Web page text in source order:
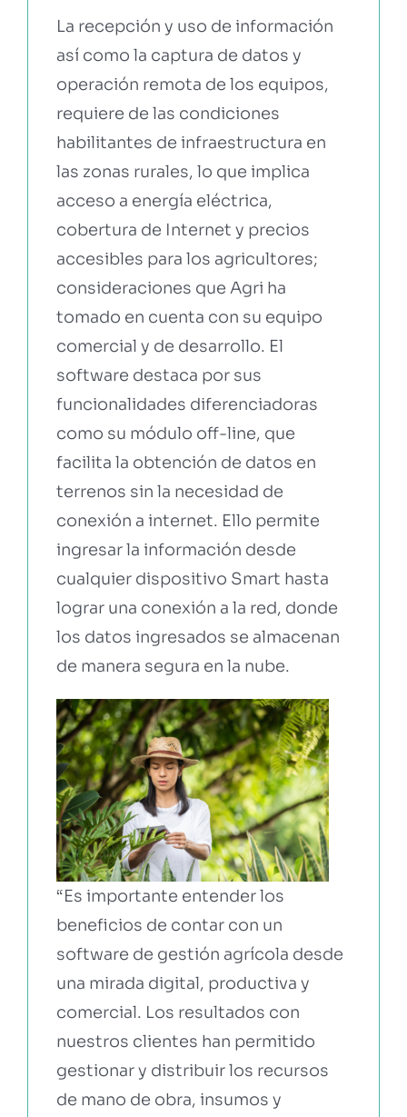
La recepción y uso de información
así como la captura de datos y
operación remota de los equipos,
requiere de las condiciones
habilitantes de infraestructura en
las zonas rurales, lo que implica
acceso a energía eléctrica,
cobertura de Internet y precios
accesibles para los agricultores;
consideraciones que Agri ha
tomado en cuenta con su equipo
comercial y de desarrollo. El
software destaca por sus
funcionalidades diferenciadoras
como su módulo off-line, que
facilita la obtención de datos en
terrenos sin la necesidad de
conexión a internet. Ello permite
ingresar la información desde
cualquier dispositivo Smart hasta
lograr una conexión a la red, donde
los datos ingresados se almacenan
de manera segura en la nube.
“Es importante entender los
beneficios de contar con un
software de gestión agrícola desde
una mirada digital, productiva y
comercial. Los resultados con
nuestros clientes han permitido
gestionar y distribuir los recursos
de mano de obra, insumos y